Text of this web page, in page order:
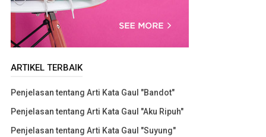
ARTIKEL TERBAIK
Penjelasan tentang Arti Kata Gaul "Bandot"
Penjelasan tentang Arti Kata Gaul "Aku Ripuh"
Penjelasan tentang Arti Kata Gaul "Suyung"